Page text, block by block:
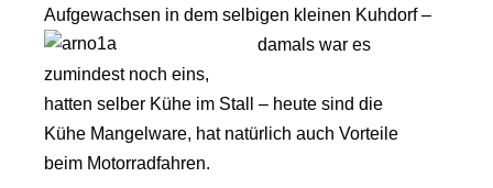
Aufgewachsen in dem selbigen kleinen Kuhdorf –
damals war es
zumindest noch eins,
hatten selber Kühe im Stall – heute sind die
Kühe Mangelware, hat natürlich auch Vorteile
beim Motorradfahren.